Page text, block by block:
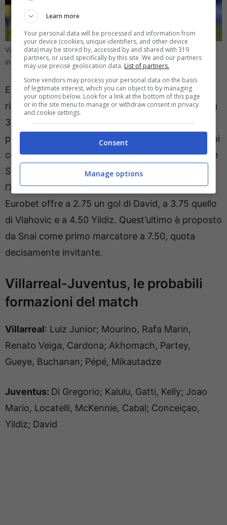
Villarreal-Juventus, le probabili formazioni e le quote più
interessanti – direttagoal.it (foto Ansa)
Eurobet e Snai danno favorito il Villarreal nel
risultato secco. L’1 è in lavagna a 2.20 contro l’X a
3.25 e il 2 a 3.30. Quote inferiori al raddoppio sia
per il Gol che per l’Over 2.5. Attenzioni alle opzioni
combo. Eurobet quota il 2+over2.5 a 5.20 mentre
Snai si spinge a 5.50. Interessante anche
l’X+over1.5 a 4.10 su Eurobet. E i marcatori ?
Eurobet offre a 2.75 un gol di David, a 3.75 quello
di Vlahovic e a 4.50 Yildiz. Quest’ultimo è proposto
da Snai come primo marcatore a 7.50, quota
decisamente invitante.
Villarreal-Juventus, le probabili
formazioni del match
Villarreal: Luiz Junior; Mourino, Rafa Marin,
Renato Veiga, Cardona; Akhomach, Partey,
Gueye, Buchanan; Pépé, Mikautadze
Juventus: Di Gregorio; Kalulu, Gatti, Kelly; Joao
Mario, Locatelli, McKennie, Cabal; Conceiçao,
Yildiz; David
Learn more
Your personal data will be processed and information from
your device (cookies, unique identifiers, and other device
data) may be stored by, accessed by and shared with 319
partners, or used specifically by this site. We and our partners
may use precise geolocation data. List of partners.
Some vendors may process your personal data on the basis
of legitimate interest, which you can object to by managing
your options below. Look for a link at the bottom of this page
or in the site menu to manage or withdraw consent in privacy
and cookie settings.
Consent
Manage options